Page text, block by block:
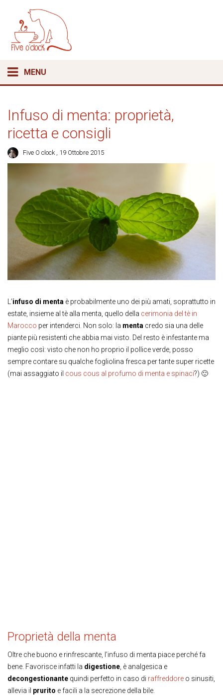
MENU
Infuso di menta: proprietà,
ricetta e consigli
Five O clock , 19 Ottobre 2015
L’infuso di menta è probabilmente uno dei più amati, soprattutto in
estate, insieme al tè alla menta, quello della cerimonia del tè in
Marocco per intenderci. Non solo: la menta credo sia una delle
piante più resistenti che abbia mai visto. Del resto è infestante ma
meglio così: visto che non ho proprio il pollice verde, posso
sempre contare su qualche fogliolina fresca per tante super ricette
(mai assaggiato il cous cous al profumo di menta e spinaci?) 🙂
Proprietà della menta
Oltre che buono e rinfrescante, l’infuso di menta piace perché fa
bene. Favorisce infatti la digestione , è analgesica e
decongestionante quindi perfetto in caso di raffreddore o sinusiti,
allevia il prurito e facili a la secrezione della bile.